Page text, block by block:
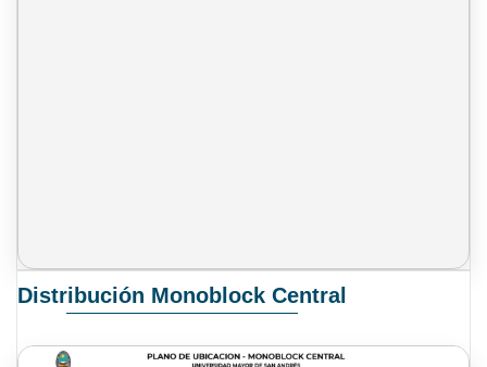
Distribución Monoblock Central